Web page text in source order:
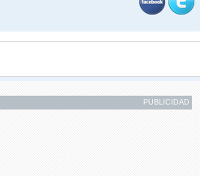
PUBLICIDAD